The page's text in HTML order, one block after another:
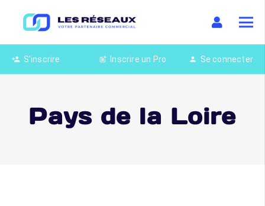
person_add S’inscrire post_add Inscrire un Pro person Se connecter
Pays de la Loire